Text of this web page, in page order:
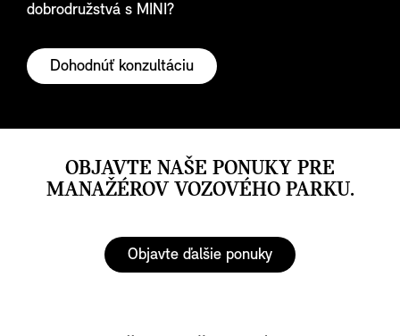
dobrodružstvá s MINI?
Dohodnúť konzultáciu
OBJAVTE NAŠE PONUKY PRE
MANAŽÉROV VOZOVÉHO PARKU.
Objavte ďalšie ponuky